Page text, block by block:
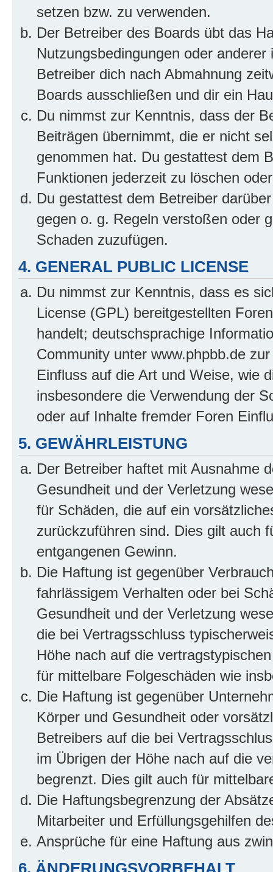
setzen bzw. zu verwenden.
Der Betreiber des Boards übt das
Nutzungsbedingungen oder
Betreiber dich nach Abmahnung
Boards ausschließen und dir ein
Du nimmst zur Kenntnis, dass der
Beiträgen übernimmt, die er nicht
genommen hat. Du gestattest dem
Funktionen jederzeit zu löschen
Du gestattest dem Betreiber
gegen o. g. Regeln verstoßen oder
Schaden zuzufügen.
4. GENERAL PUBLIC LICENSE
Du nimmst zur Kenntnis, dass es
License (GPL) bereitgestellten
handelt; deutschsprachige
Community unter www.phpbb.de
Einfluss auf die Art und Weise, wie
insbesondere die Verwendung der
oder auf Inhalte fremder Foren
5. GEWÄHRLEISTUNG
Der Betreiber haftet mit Ausnahme
Gesundheit und der Verletzung
für Schäden, die auf ein
zurückzuführen sind. Dies gilt auch
entgangenen Gewinn.
Die Haftung ist gegenüber
fahrlässigem Verhalten oder bei
Gesundheit und der Verletzung
die bei Vertragsschluss
Höhe nach auf die
für mittelbare Folgeschäden wie
Die Haftung ist gegenüber
Körper und Gesundheit oder
Betreibers auf die bei
im Übrigen der Höhe nach auf die
begrenzt. Dies gilt auch für
Die Haftungsbegrenzung der
Mitarbeiter und Erfüllungsgehilfen
Ansprüche für eine Haftung aus
6. ÄNDERUNGSVORBEHALT